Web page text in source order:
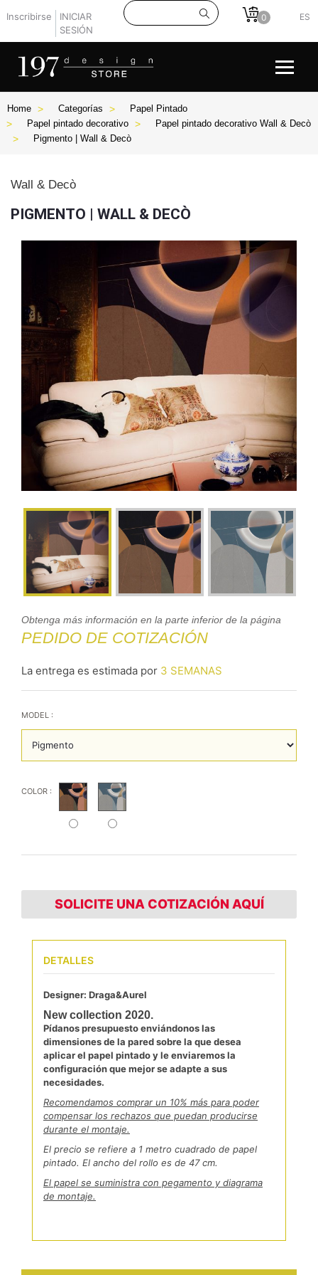
Inscribirse
INICIAR
SESIÓN
0 ES
Home Categorías
Papel Pintado
Papel pintado decorativo
Papel pintado decorativo Wall & Decò
Pigmento | Wall & Decò
Wall & Decò
PIGMENTO | WALL & DECÒ
Obtenga más información en la parte inferior de la página
PEDIDO DE COTIZACIÓN
La entrega es estimada por 3 SEMANAS
MODEL :
COLOR :
SOLICITE UNA COTIZACIÓN AQUÍ
DETALLES
Designer: Draga&Aurel
New collection 2020.
Pídanos presupuesto enviándonos las
dimensiones de la pared sobre la que desea
aplicar el papel pintado y le enviaremos la
configuración que mejor se adapte a sus
necesidades.
Recomendamos comprar un 10% más para poder
compensar los rechazos que puedan producirse
durante el montaje.
El precio se refiere a 1 metro cuadrado de papel
pintado. El ancho del rollo es de 47 cm.
El papel se suministra con pegamento y diagrama
de montaje.